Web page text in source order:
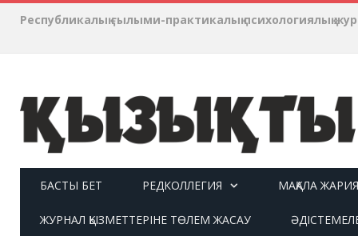
Республикалық ғылыми-практикалық психологиялық
БАСТЫ БЕТ РЕДКОЛЛЕГИЯ МАҚАЛА
ЖУРНАЛ ҚЫЗМЕТТЕРІНЕ ТӨЛЕМ ЖАСАУ